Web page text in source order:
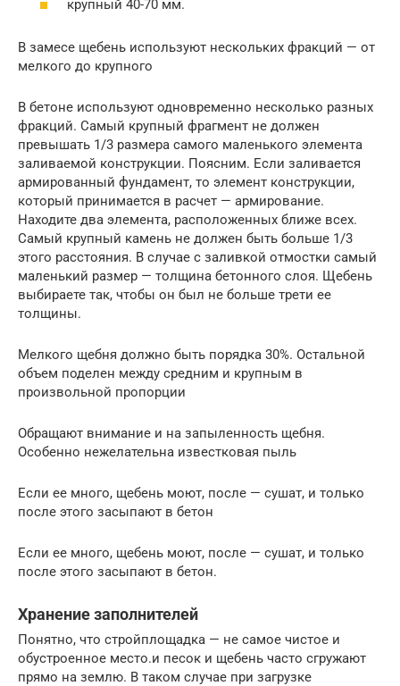
крупный 40-70 мм.
В замесе щебень используют нескольких фракций — от
мелкого до крупного
В бетоне используют одновременно несколько разных
фракций. Самый крупный фрагмент не должен
превышать 1/3 размера самого маленького элемента
заливаемой конструкции. Поясним. Если заливается
армированный фундамент, то элемент конструкции,
который принимается в расчет — армирование.
Находите два элемента, расположенных ближе всех.
Самый крупный камень не должен быть больше 1/3
этого расстояния. В случае с заливкой отмостки самый
маленький размер — толщина бетонного слоя. Щебень
выбираете так, чтобы он был не больше трети ее
толщины.
Мелкого щебня должно быть порядка 30%. Остальной
объем поделен между средним и крупным в
произвольной пропорции
Обращают внимание и на запыленность щебня.
Особенно нежелательна известковая пыль
Если ее много, щебень моют, после — сушат, и только
после этого засыпают в бетон
Если ее много, щебень моют, после — сушат, и только
после этого засыпают в бетон.
Хранение заполнителей
Понятно, что стройплощадка — не самое чистое и
обустроенное место.и песок и щебень часто сгружают
прямо на землю. В таком случае при загрузке